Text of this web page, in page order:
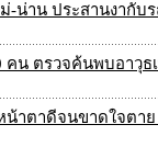
-น่าน ประสานงากับร
คน ตรวจค้นพบอาวุธ
าตาดีจนขาดใจตา